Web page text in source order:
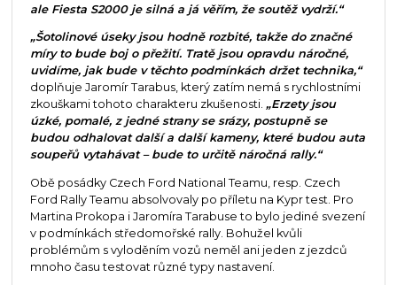
ale Fiesta S2000 je silná a já věřím, že soutěž vydrží.“
„Šotolinové úseky jsou hodně rozbité, takže do značné
míry to bude boj o přežití. Tratě jsou opravdu náročné,
uvidíme, jak bude v těchto podmínkách držet technika,“
doplňuje Jaromír Tarabus, který zatím nemá s rychlostními
zkouškami tohoto charakteru zkušenosti. „Erzety jsou
úzké, pomalé, z jedné strany se srázy, postupně se
budou odhalovat další a další kameny, které budou auta
soupeřů vytahávat – bude to určitě náročná rally.“
Obě posádky Czech Ford National Teamu, resp. Czech
Ford Rally Teamu absolvovaly po příletu na Kypr test. Pro
Martina Prokopa i Jaromíra Tarabuse to bylo jediné svezení
v podmínkách středomořské rally. Bohužel kvůli
problémům s vyloděním vozů neměl ani jeden z jezdců
mnoho času testovat různé typy nastavení.